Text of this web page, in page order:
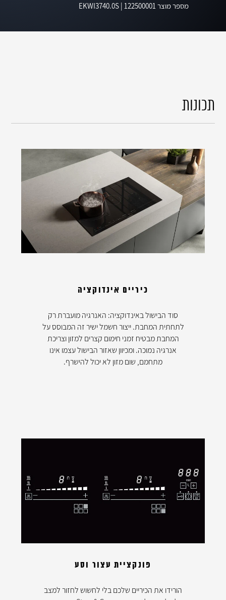
מספר מוצר EKWI3740.0S | 122500001
תכונות
כיריים אינדוקציה
סוד הבישול באינדוקציה: האנרגיה מועברת רק
לתחתית המחבת. ייצור חשמל ישיר זה המבוסס על
המחבת מבטיח זמני חימום קצרים למזון וצריכת
אנרגיה נמוכה. ומכיוון שאזור הבישול עצמו אינו
מתחמם, שום מזון לא יכול להישרף.
פונקציית עצור וסע
הורידו את הכיריים שלכם בלי לחשוש לחזור למצב